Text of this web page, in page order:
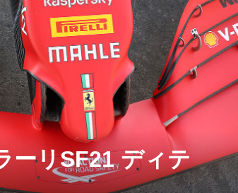
ーリSF21 ディテ
【特別記事】レーシングブルズ、
VCARB 02を生み出すファクトリー...